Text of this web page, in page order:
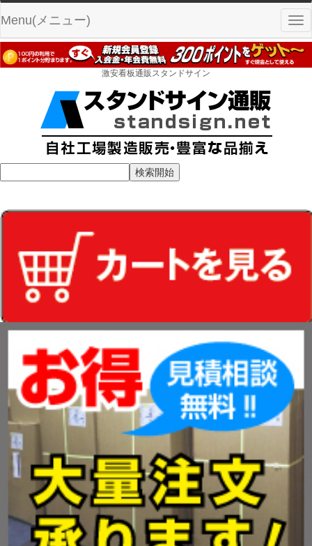
Menu(メニュー)
激安看板通販スタンドサイン